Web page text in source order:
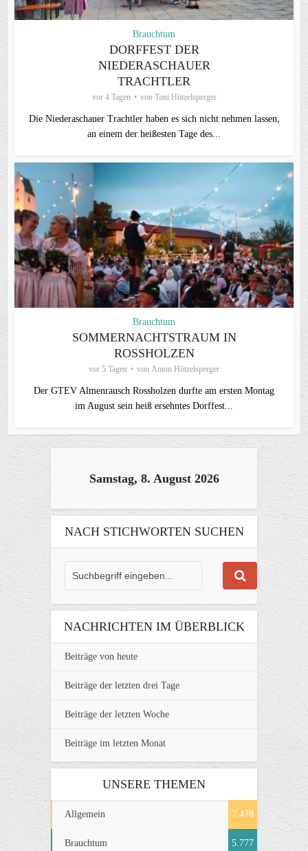
Brauchtum
DORFFEST DER
NIEDERASCHAUER
TRACHTLER
vor 4 Tagen von Toni Hötzelsperger
Die Niederaschauer Trachtler haben es sich nicht nehmen lassen,
an einem der heißesten Tage des...
Brauchtum
SOMMERNACHTSTRAUM IN
ROSSHOLZEN
vor 5 Tagen von Anton Hötzelsperger
Der GTEV Almenrausch Rossholzen durfte am ersten Montag
im August sein heiß ersehntes Dorffest...
Samstag, 8. August 2026
NACH STICHWORTEN SUCHEN
NACHRICHTEN IM ÜBERBLICK
Beiträge von heute
Beiträge der letzten drei Tage
Beiträge der letzten Woche
Beiträge im letzten Monat
UNSERE THEMEN
Allgemein 7.478
Brauchtum 5.777